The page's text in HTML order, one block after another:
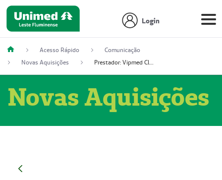
Login
Acesso Rápido
Comunicação
Novas Aquisições
Prestador: Vipmed Clínica Geral Ltda, 51004349-0 (Nome Fantasia: Policlínica Master)
Novas Aquisições